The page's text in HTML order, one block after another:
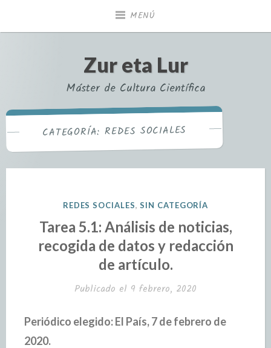
MENÚ
Zur eta Lur
Máster de Cultura Científica
CATEGORÍA:REDES SOCIALES
REDES SOCIALES,SIN CATEGORÍA
Tarea 5.1: Análisis de noticias,
recogida de datos y redacción
de artículo.
Publicado el 9 febrero, 2020
Periódico elegido: El País, 7 de febrero de
2020.